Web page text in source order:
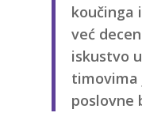
koučinga
već
iskustvo
timovima
poslovne